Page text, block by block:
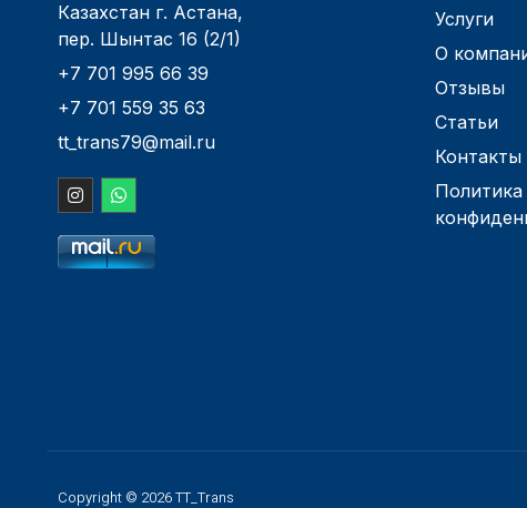
Казахстан г. Астана,
пер. Шынтас 16 (2/1)
+7 701 995 66 39
+7 701 559 35 63
tt_trans79@mail.ru
Услуги
О
Отзывы
Статьи
Контакты
Политика
Copyright © 2026 TT_Trans